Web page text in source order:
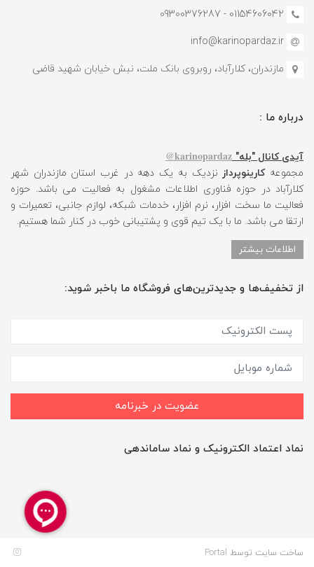
01154606042 - 09300376287
info@karinopardaz.ir
مازندران، کلارآباد، روبروی بانک ملت، نبش خیابان شهید قاضی
درباره ما :
آیدی کانال "بله" karinopardaz@
مجموعهکارینوپرداز نزدیک به یک دهه در غرب استان مازندران شهر
کلارآباد در حوزه فناوری اطلاعات مشغول به فعالیت می باشد. حوزه
فعالیت ما سخت افزار، نرم افزار، خدمات شبکه، لوازم جانبی، تعمیرات و
ارتقا می باشد. ما با یک تیم قوی و پشتیبانی خوب در کنار شما هستیم.
اطلاعات بیشتر
از تخفیف‌ها و جدیدترین‌های فروشگاه ما باخبر شوید:
عضویت در خبرنامه
نماد اعتماد الکترونیک و نماد ساماندهی
ساخت سایت توسط Portal